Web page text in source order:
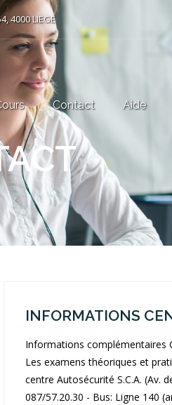
4000 LIEGE
Contact Aide
INFORMATIONS
Informations complémentaires
Les examens théoriques et
centre Autosécurité S.C.A. (Av.
087/57.20.30 - Bus: Ligne 140